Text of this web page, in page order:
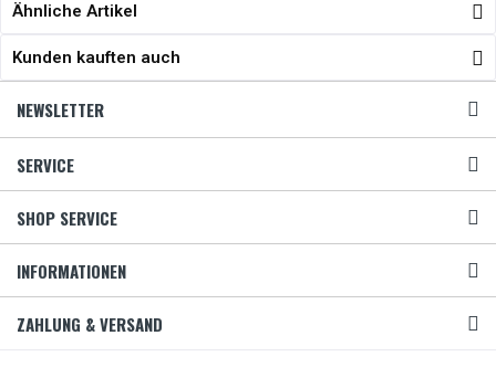
Ähnliche Artikel
Kunden kauften auch
NEWSLETTER
SERVICE
SHOP SERVICE
INFORMATIONEN
ZAHLUNG & VERSAND